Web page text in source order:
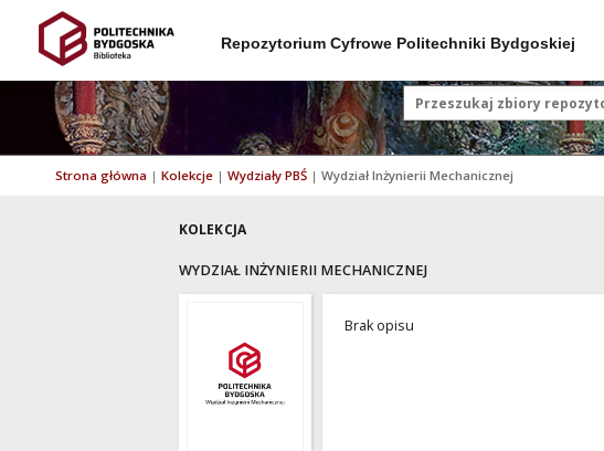
Repozytorium Cyfrowe Politechniki Bydgoskiej
Strona główna | Kolekcje | Wydziały PBŚ | Wydział Inżynierii Mechanicznej
KOLEKCJA
WYDZIAŁ INŻYNIERII MECHANICZNEJ
Brak opisu